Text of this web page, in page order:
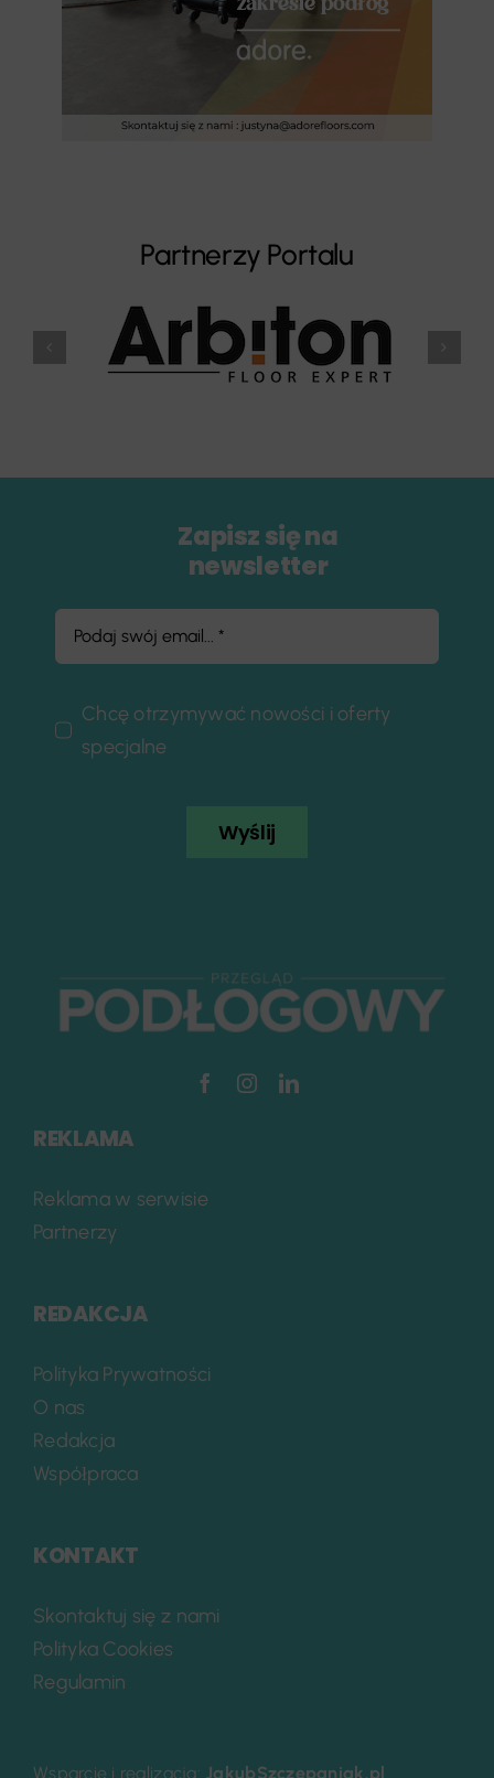
Partnerzy Portalu
Zapisz się na
newsletter
Chcę otrzymywać nowości i oferty
specjalne
Wyślij
REKLAMA
Reklama w serwisie
Partnerzy
REDAKCJA
Polityka Prywatności
O nas
Redakcja
Współpraca
KONTAKT
Skontaktuj się z nami
Polityka Cookies
Regulamin
Wsparcie i realizacja: JakubSzczepaniak.pl